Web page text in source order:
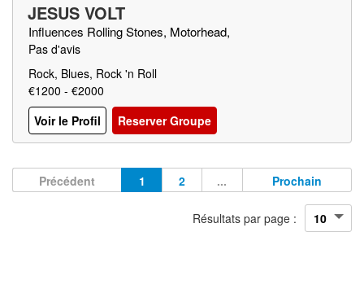
JESUS VOLT
Influences Rolling Stones, Motorhead,
Pas d'avis
Rock, Blues, Rock 'n Roll
€1200 - €2000
Voir le Profil
Reserver Groupe
Précédent 1 2 ... Prochain
Résultats par page :